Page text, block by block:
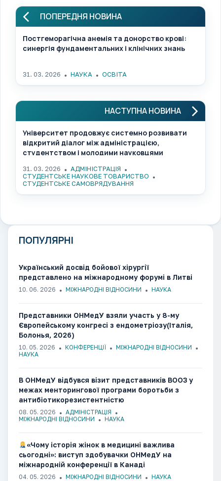
ПОПЕРЕДНЯ НОВИНА
Постгеморагічна анемія та донорство крові:
синергія фундаментальних і клінічних знань
31. 03. 2026 НАУКА ОСВІТА
НАСТУПНА НОВИНА
Університет продовжує системно розвивати
відкритий діалог між адміністрацією,
студентством і молодими науковцями
31. 03. 2026
АДМІНІСТРАЦІЯ
СТУДЕНТСЬКЕ НАУКОВЕ ТОВАРИСТВО
СТУДЕНТСЬКЕ САМОВРЯДУВАННЯ
ПОПУЛЯРНІ
Український досвід бойової хірургії
представлено на міжнародному форумі в Литві
10. 06. 2026 МІЖНАРОДНІ ВІДНОСИНИ НАУКА
Представники ОНМедУ взяли участь у 8-му
Європейському конгресі з ендометріозу(Італія,
Болонья, 2026)
10. 05. 2026 КОНФЕРЕНЦІЇ
МІЖНАРОДНІ ВІДНОСИНИ
НАУКА
В ОНМедУ відбувся візит представників ВООЗ у
межах менторингової програми боротьби з
антибіотикорезистентністю
08. 05. 2026
АДМІНІСТРАЦІЯ
МІЖНАРОДНІ ВІДНОСИНИ
НАУКА
«Чому історія жінок в медицині важлива
сьогодні»: виступ здобувачки ОНМедУ на
міжнародній конференції в Канаді
04. 05. 2026 МІЖНАРОДНІ ВІДНОСИНИ НАУКА